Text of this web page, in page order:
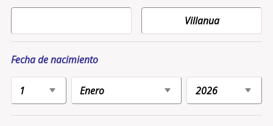
Fecha de nacimiento